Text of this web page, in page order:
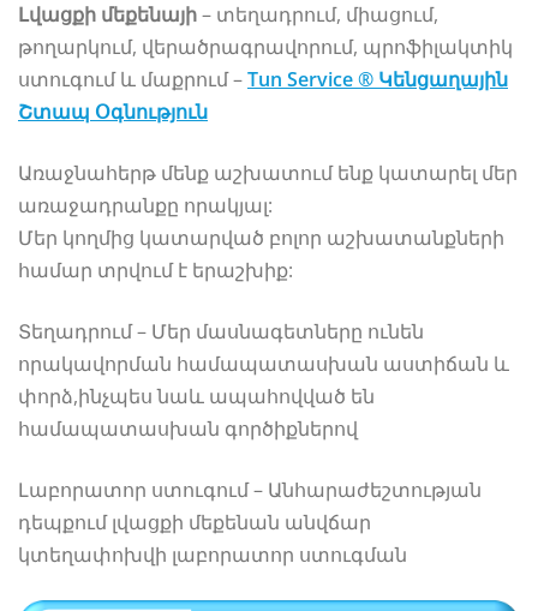
Լվացքի մեքենայի– տեղադրում, միացում,
թողարկում, վերածրագրավորում, պրոֆիլակտիկ
ստուգում և մաքրում –Tun Service ® Կենցաղային
Շտապ Օգնություն
Առաջնահերթ մենք աշխատում ենք կատարել մեր
առաջադրանքը որակյալ:
Մեր կողմից կատարված բոլոր աշխատանքների
համար տրվում է երաշխիք:
Տեղադրում – Մեր մասնագետները ունեն
որակավորման համապատասխան աստիճան և
փորձ,ինչպես նաև ապահովված են
համապատասխան գործիքներով
Լաբորատոր ստուգում – Անհարաժեշտության
դեպքում լվացքի մեքենան անվճար
կտեղափոխվի լաբորատոր ստուգման